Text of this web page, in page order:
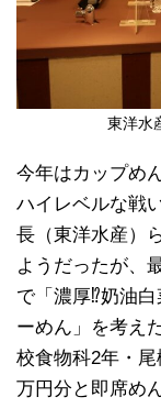
東洋水
今年はカップめ
ハイレベルな戦
長（東洋水産）
ようだったが、
で「濃厚⁉奶油
ーめん」を考え
校食物科2年・
万円分と即席め